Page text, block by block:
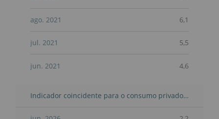
ago. 2021 6,1
jul. 2021 5,5
jun. 2021 4,6
Indicador coincidente para o consumo privado-Mensal-TVH